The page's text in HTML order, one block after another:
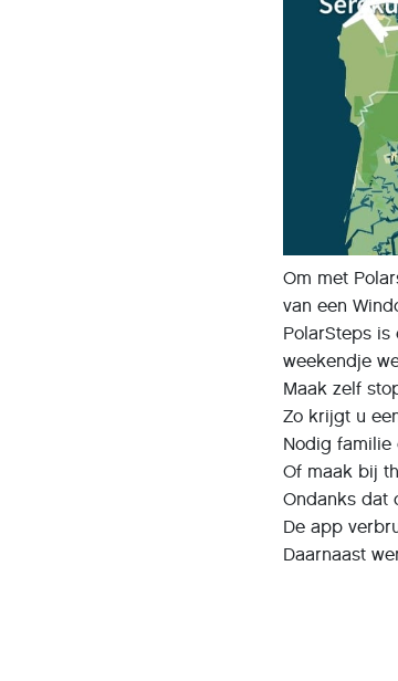
Om met
van een
PolarSteps
weekendje
Maak zelf
Zo krijgt u
Nodig familie
Of maak bij
Ondanks dat
De app
Daarnaast